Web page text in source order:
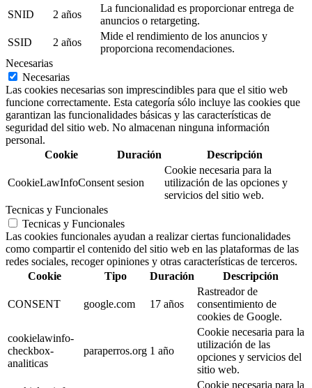
SNID
2 años
La funcionalidad es proporcionar entrega de
anuncios o retargeting.
SSID
2 años
Mide el rendimiento de los anuncios y
proporciona recomendaciones.
Necesarias
Necesarias
Las cookies necesarias son imprescindibles para que el sitio web
funcione correctamente. Esta categoría sólo incluye las cookies que
garantizan las funcionalidades básicas y las características de
seguridad del sitio web. No almacenan ninguna información
personal.
Cookie
Duración Descripción
CookieLawInfoConsent sesion
Cookie necesaria para la
utilización de las opciones y
servicios del sitio web.
Tecnicas y Funcionales
Tecnicas y Funcionales
Las cookies funcionales ayudan a realizar ciertas funcionalidades
como compartir el contenido del sitio web en las plataformas de las
redes sociales, recoger opiniones y otras características de terceros.
Cookie
Tipo Duración Descripción
CONSENT google.com 17 años
Rastreador de
consentimiento de
cookies de Google.
cookielawinfo-
checkbox-
analiticas
paraperros.org 1 año
Cookie necesaria para la
utilización de las
opciones y servicios del
sitio web.
Cookie necesaria para la